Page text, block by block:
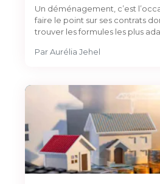
Un déménagement, c’est
faire le point sur ses contrats
trouver les formules les plus
Par Aurélia Jehel